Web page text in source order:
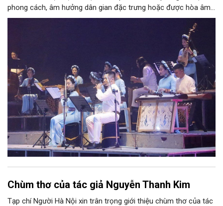
phong cách, âm hưởng dân gian đặc trưng hoặc được hòa âm,
phối khí mới trên nền tảng làn điệu âm nhạc truyền thống Việt
Nam, đồng thời phải được trình diễn trực tiếp bằng nhạc cụ dân
Chùm thơ của tác giả Nguyễn Thanh Kim
Tạp chí Người Hà Nội xin trân trọng giới thiệu chùm thơ của tác